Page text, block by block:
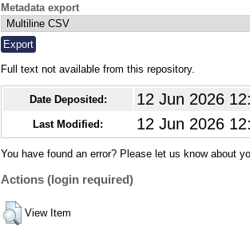
Metadata export
Full text not available from this repository.
Date Deposited: 12 Jun 2026
Last Modified: 12 Jun 2026
You have found an error? Please let us know about
Actions (login required)
View Item